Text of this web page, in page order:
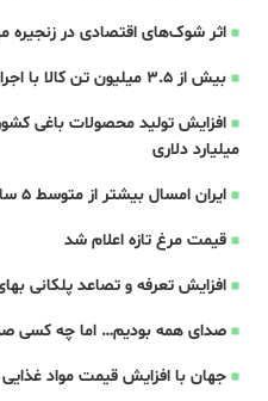
اثر شوک‌های اقتصادی در زنجیره مرغ تا 22 ماه
بیش از ۳.۵ میلیون تن کالا با اجرای «تقدم قبض انبار» وارد کشور شد
میلیارد دلاری
ایران امسال بیشتر از متوسط 5 ساله غله تولید می‌کند
قیمت مرغ تازه اعلام شد
افزایش تعرفه و تصاعد پلکانی
صدای همه بودیم… اما چه کسی
جهان با افزایش قیمت مواد